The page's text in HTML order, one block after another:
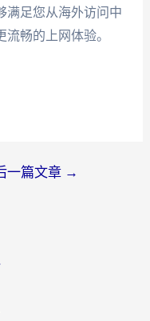
满足您从海外访问中
畅的上网体验。
一篇文章 →
资源